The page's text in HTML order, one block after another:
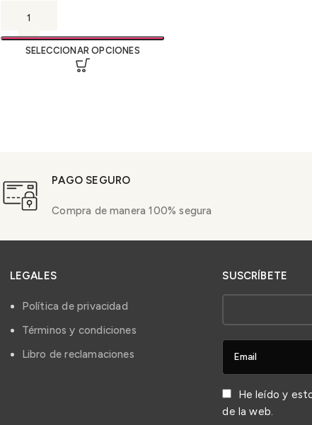
SELECCIONAR OPCIONES
PAGO SEGURO
Compra de manera 100% segura
LEGALES
Política de privacidad
Términos y condiciones
Libro de reclamaciones
SUSCRÍBETE
He leído y
de la web.